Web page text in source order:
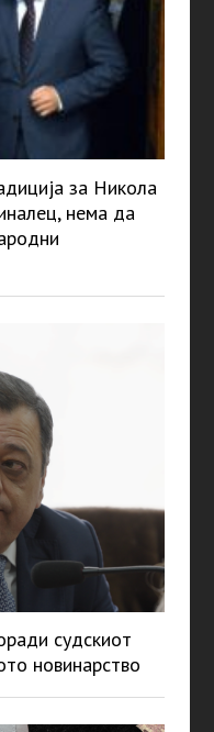
за Никола
нема да
судскиот
новинарство